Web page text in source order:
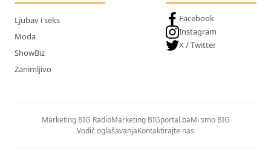
Ljubav i seks
Moda
ShowBiz
Zanimljivo
Facebook
Instagram
X / Twitter
Marketing BIG RadioMarketing BIGportal.baMi smo BIG
Vodič oglašavanjaKontaktirajte nas